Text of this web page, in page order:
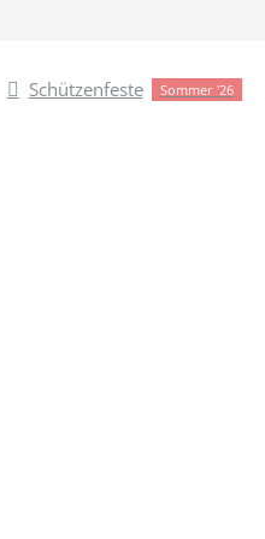
Schützenfeste Sommer '26